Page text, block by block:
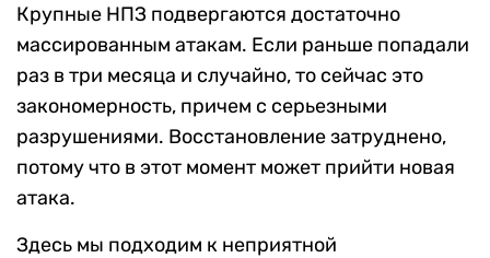
Крупные НПЗ подвергаются достаточно
массированным атакам. Если раньше попадали
раз в три месяца и случайно, то сейчас это
закономерность, причем с серьезными
разрушениями. Восстановление затруднено,
потому что в этот момент может прийти новая
атака.
Здесь мы подходим к неприятной